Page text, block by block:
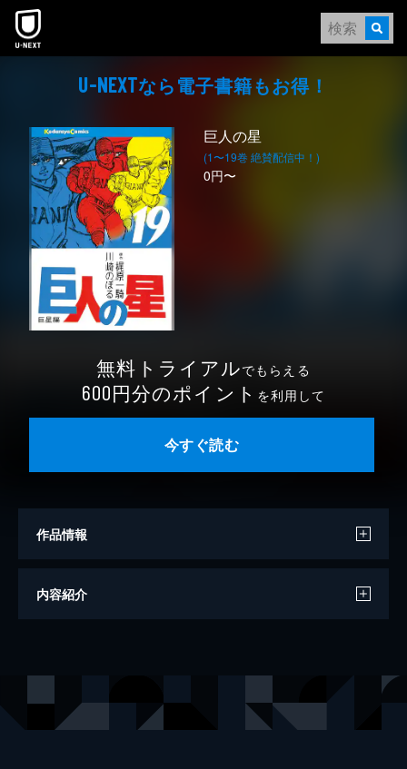
本文へスキップ
U-NEXTなら電⼦書籍もお得！
巨人の星
(1〜19巻 絶賛配信中！)
0円〜
無料トライアルでもらえる
600円分のポイント を利用して
今すぐ読む
作品情報
原作
内容紹介